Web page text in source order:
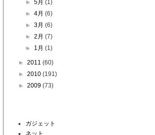
►5月(1)
►4月(6)
►3月(6)
►2月(7)
► 1月(1)
► 2011 (60)
► 2010 (191)
► 2009 (73)
ガジェット